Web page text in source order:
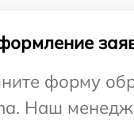
форму
Наш